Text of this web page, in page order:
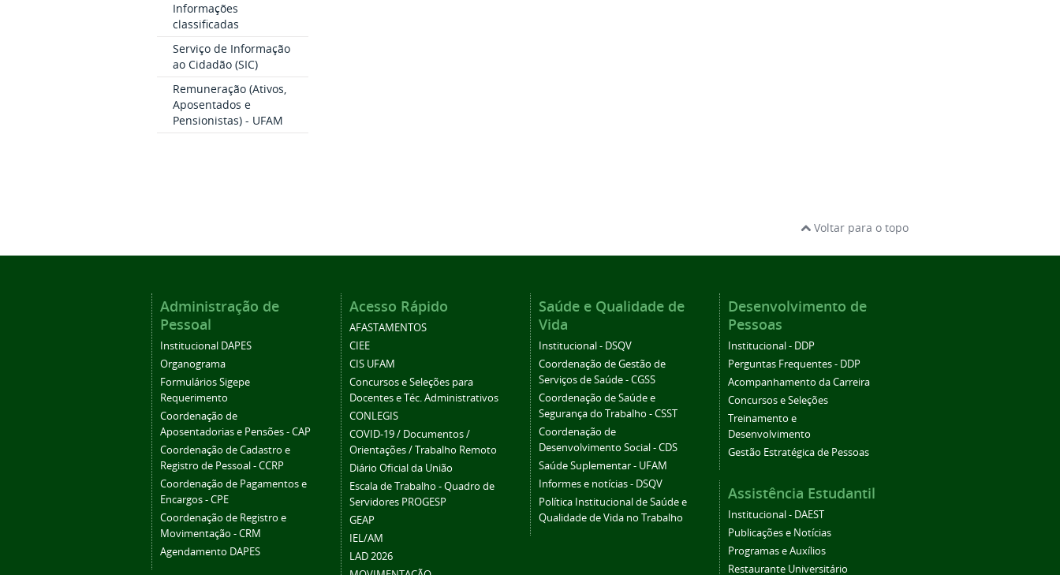
Informações
classificadas
Serviço de Informação
ao Cidadão (SIC)
Remuneração (Ativos,
Aposentados e
Pensionistas) - UFAM
Voltar para o topo
Administração de
Pessoal
Institucional DAPES
Organograma
Formulários Sigepe
Requerimento
Coordenação de
Aposentadorias e Pensões - CAP
Coordenação de Cadastro e
Registro de Pessoal - CCRP
Coordenação de Pagamentos e
Encargos - CPE
Coordenação de Registro e
Movimentação - CRM
Agendamento DAPES
Acesso Rápido
AFASTAMENTOS
CIEE
CIS UFAM
Concursos e Seleções para
Docentes e Téc. Administrativos
CONLEGIS
COVID-19 / Documentos /
Orientações / Trabalho Remoto
Diário Oficial da União
Escala de Trabalho - Quadro de
Servidores PROGESP
GEAP
IEL/AM
LAD 2026
Saúde e Qualidade de
Vida
Institucional - DSQV
Coordenação de Gestão de
Serviços de Saúde - CGSS
Coordenação de Saúde e
Segurança do Trabalho - CSST
Coordenação de
Desenvolvimento Social - CDS
Saúde Suplementar - UFAM
Informes e notícias - DSQV
Política Institucional de Saúde e
Qualidade de Vida no Trabalho
Desenvolvimento de
Pessoas
Institucional - DDP
Perguntas Frequentes - DDP
Acompanhamento da Carreira
Concursos e Seleções
Treinamento e
Desenvolvimento
Gestão Estratégica de Pessoas
Assistência Estudantil
Institucional - DAEST
Publicações e Notícias
Programas e Auxílios
Restaurante Universitário